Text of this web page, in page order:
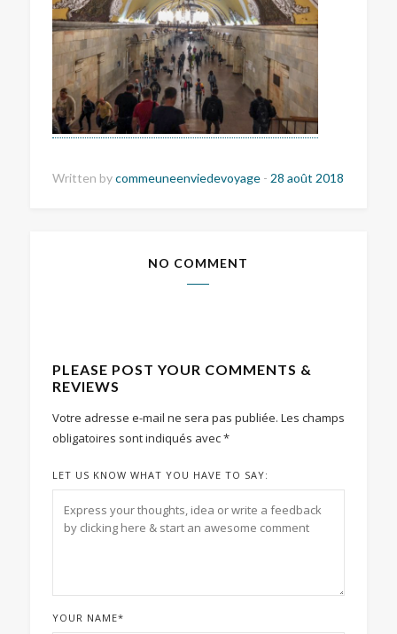
Written bycommeuneenviedevoyage - 28 août 2018
NO COMMENT
PLEASE POST YOUR COMMENTS &
REVIEWS
Votre adresse e-mail ne sera pas publiée. Les champs
obligatoires sont indiqués avec*
LET US KNOW WHAT YOU HAVE TO SAY:
YOUR NAME*